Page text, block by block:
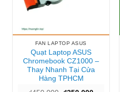
FAN LAPTOP ASUS
Quạt Laptop ASUS
Chromebook CZ1000 –
Thay Nhanh Tại Cửa
Hàng TPHCM